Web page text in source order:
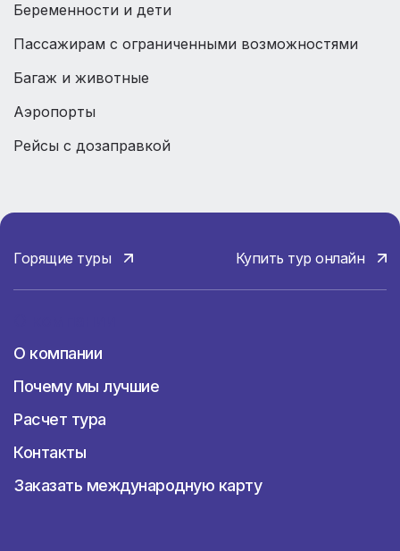
Беременности и дети
Пассажирам с ограниченными возможностями
Багаж и животные
Аэропорты
Рейсы с дозаправкой
Горящие туры Купить тур онлайн
О компании
Почему мы лучшие
Расчет тура
Контакты
Заказать международную карту